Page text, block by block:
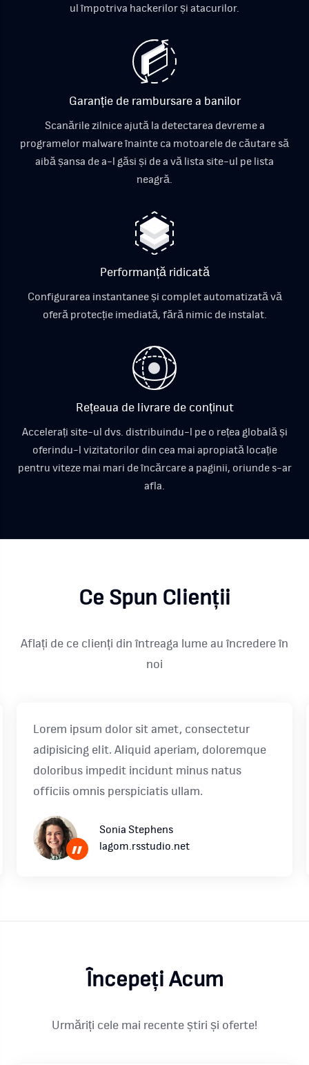
ul împotriva hackerilor și atacurilor.
Garanție de rambursare a banilor
Scanările zilnice ajută la detectarea devreme a
programelor malware înainte ca motoarele de căutare să
aibă șansa de a-l găsi și de a vă lista site-ul pe lista
neagră.
Performanță ridicată
Configurarea instantanee și complet automatizată vă
oferă protecție imediată, fără nimic de instalat.
Rețeaua de livrare de conținut
Accelerați site-ul dvs. distribuindu-l pe o rețea globală și
oferindu-l vizitatorilor din cea mai apropiată locație
pentru viteze mai mari de încărcare a paginii, oriunde s-ar
afla.
Ce Spun Clienții
Aflați de ce clienți din întreaga lume au încredere în
noi
Lorem ipsum dolor sit amet, consectetur
adipisicing elit. Aliquid aperiam, doloremque
doloribus impedit incidunt minus natus
officiis omnis perspiciatis ullam.
”
Sonia Stephens
lagom.rsstudio.net
Începeți Acum
Urmăriți cele mai recente știri și oferte!